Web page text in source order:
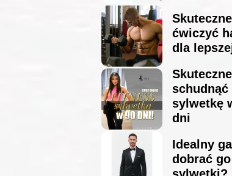
ćwiczyć
dla
sylwetkę
dni
Idealny
dobrać